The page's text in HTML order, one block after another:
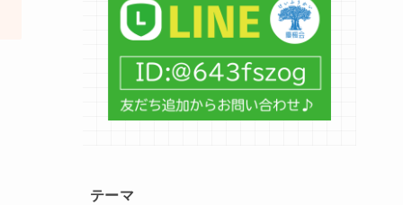
テーマ